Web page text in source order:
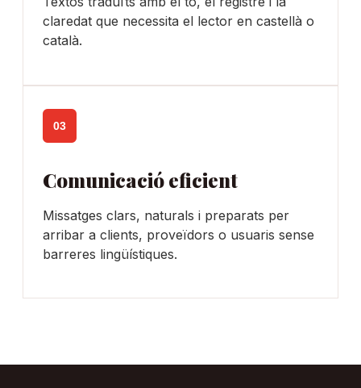
claredat que necessita el lector en castellà o
català.
03
Comunicació eficient
Missatges clars, naturals i preparats per
arribar a clients, proveïdors o usuaris sense
barreres lingüístiques.